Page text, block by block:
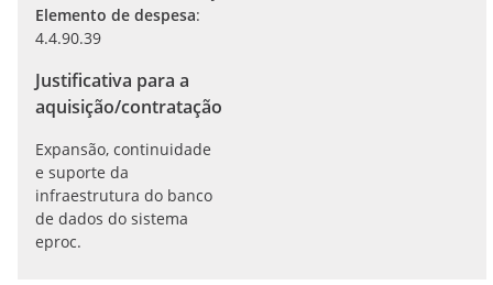
Elemento de despesa:
4.4.90.39
Justificativa para a
aquisição/contratação
Expansão, continuidade
e suporte da
infraestrutura do banco
de dados do sistema
eproc.